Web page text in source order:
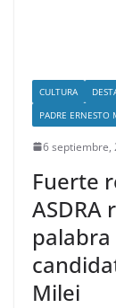
CULTURA
PADRE ERNESTO
6 septiembre,
Fuerte
ASDRA
Milei